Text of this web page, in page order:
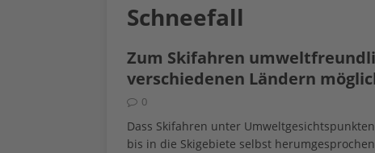
ALLGEMEIN
[ 24. März 2023 ] Töpfern per
Spenden
Jucken auf acht Beinen…
Schneefall
Zum Skifahren
verschiedenen Ländern
0
Dass Skifahren unter
bis in die Skigebiete selbst